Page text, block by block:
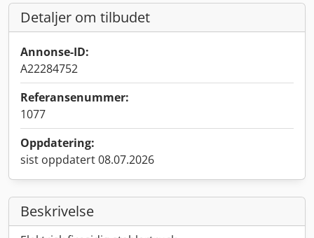
Detaljer om tilbudet
Annonse-ID:
A22284752
Referansenummer:
1077
Oppdatering:
sist oppdatert 08.07.2026
Beskrivelse